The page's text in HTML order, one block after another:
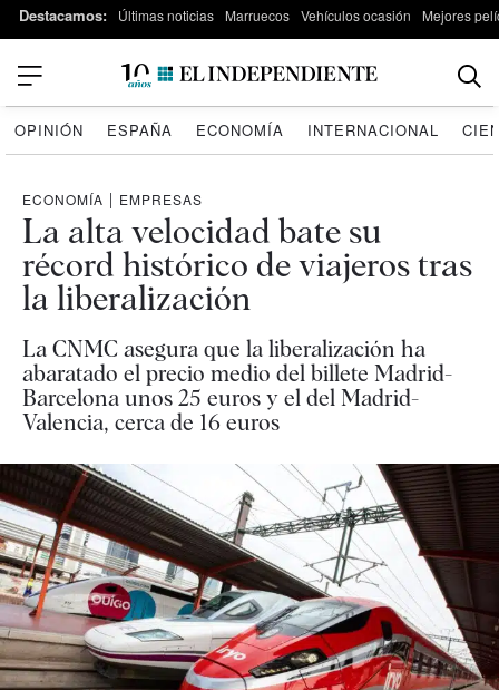
Destacamos: Últimas noticias Marruecos Vehículos ocasión Mejores
OPINIÓN ESPAÑA ECONOMÍA INTERNACIONAL
ECONOMÍA | EMPRESAS
La alta velocidad bate su
récord histórico de viajeros tras
la liberalización
La CNMC asegura que la liberalización ha
abaratado el precio medio del billete Madrid-
Barcelona unos 25 euros y el del Madrid-
Valencia, cerca de 16 euros